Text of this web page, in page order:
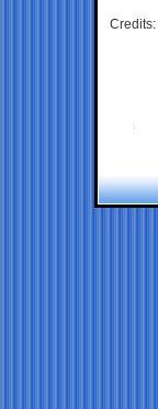
Credits: